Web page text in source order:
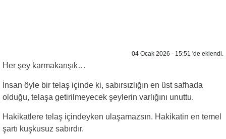
04 Ocak 2026 - 15:51 'de eklendi.
Her şey karmakarışık…
İnsan öyle bir telaş içinde ki, sabırsızlığın en üst safhada
olduğu, telaşa getirilmeyecek şeylerin varlığını unuttu.
Hakikatlere telaş içindeyken ulaşamazsın. Hakikatin en temel
şartı kuşkusuz sabırdır.